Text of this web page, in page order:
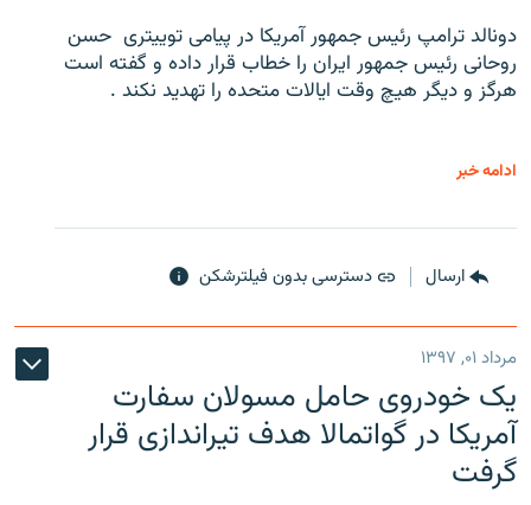
دونالد ترامپ رئیس جمهور آمریکا در پیامی توییتری ‌ حسن
روحانی رئیس جمهور ایران را خطاب قرار داده و گفته است
هرگز و دیگر هیچ وقت ایالات متحده را تهدید نکند .
ادامه خبر
ارسال دسترسی بدون فیلترشکن
مرداد ۰۱, ۱۳۹۷
یک خودروی حامل مسولان سفارت
آمریکا در گواتمالا هدف تیراندازی قرار
گرفت